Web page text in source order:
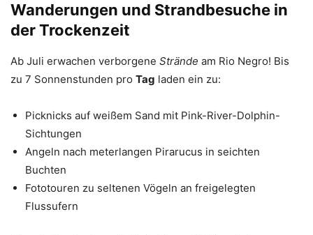
Wanderungen und Strandbesuche in
der Trockenzeit
Ab Juli erwachen verborgene Strände am Rio Negro! Bis
zu 7 Sonnenstunden pro Tag laden ein zu:
Picknicks auf weißem Sand mit Pink-River-Dolphin-
Sichtungen
Angeln nach meterlangen Pirarucus in seichten
Buchten
Fototouren zu seltenen Vögeln an freigelegten
Flussufern